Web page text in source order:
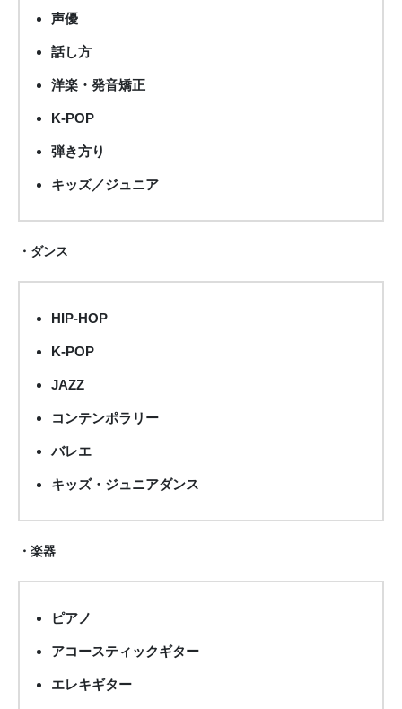
声優
話し方
洋楽・発音矯正
K-POP
弾き方り
キッズ／ジュニア
・ダンス
HIP-HOP
K-POP
JAZZ
コンテンポラリー
バレエ
キッズ・ジュニアダンス
・楽器
ピアノ
アコースティックギター
エレキギター